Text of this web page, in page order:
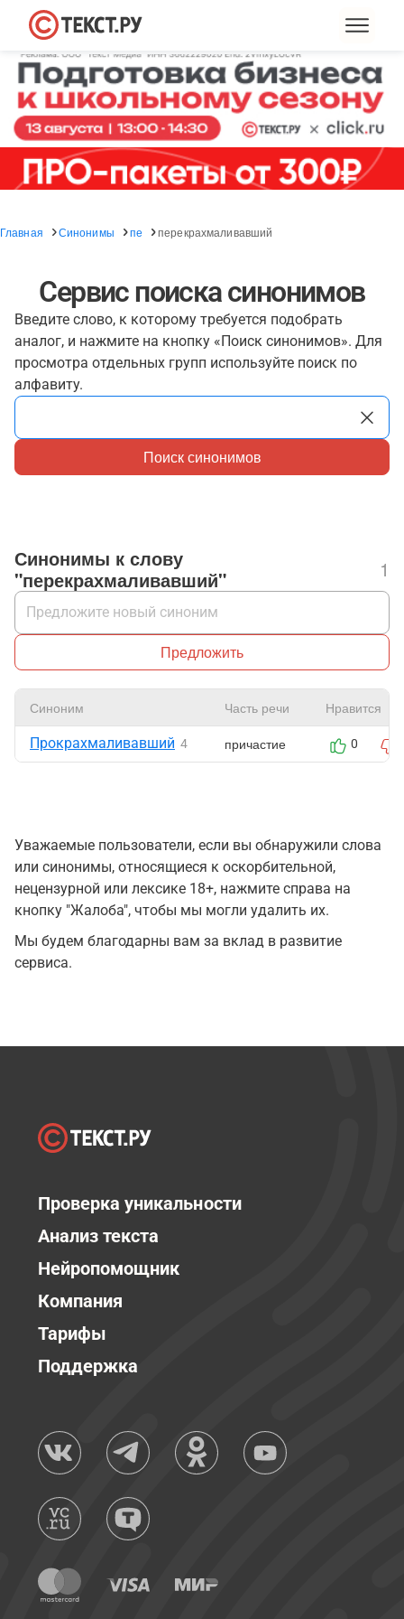
Главная Синонимы пе перекрахмаливавший
Сервис поиска синонимов
Введите слово, к которому требуется подобрать
аналог, и нажмите на кнопку «Поиск синонимов». Для
просмотра отдельных групп используйте поиск по
алфавиту.
Поиск синонимов
Синонимы к слову
"перекрахмаливавший"
1
Предложить
Синоним Часть речи Нравится
Прокрахмаливавший 4 причастие 0
Уважаемые пользователи, если вы обнаружили слова
или синонимы, относящиеся к оскорбительной,
нецензурной или лексике 18+, нажмите справа на
кнопку "Жалоба", чтобы мы могли удалить их.
Мы будем благодарны вам за вклад в развитие
сервиса.
Проверка уникальности
Анализ текста
Нейропомощник
Компания
Тарифы
Поддержка